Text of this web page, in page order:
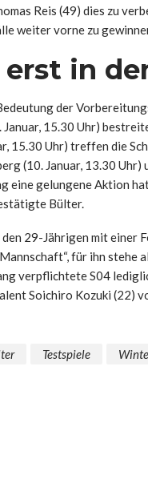
Reis (49) dies zu
weiter vorne zu
in
der
15.30 Uhr)
15.30 Uhr) treffen die
(10. Januar, 13.30 Uhr)
eine gelungene Aktion
Bülter.
29-Jährigen mit einer
für ihn stehe
verpflichtete S04
Soichiro Kozuki (22)
Testspiele